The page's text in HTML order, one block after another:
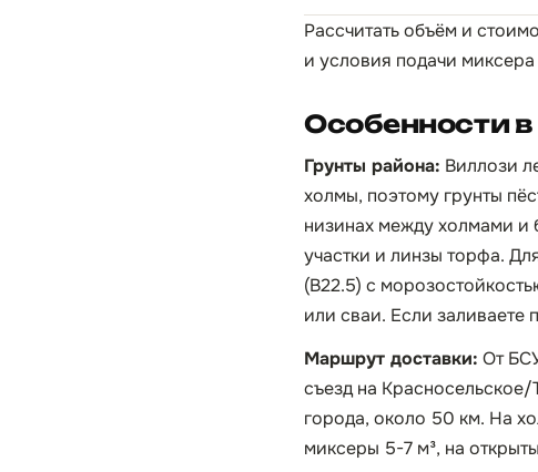
Рассчитать объём и
и условия подачи
Особенности
Грунты района: Виллози
холмы, поэтому грунты
низинах между холмами
участки и линзы торфа.
(B22.5) с
или сваи. Если заливаете
Маршрут доставки: От
съезд на
города, около 50 км. На
миксеры 5-7 м³, на